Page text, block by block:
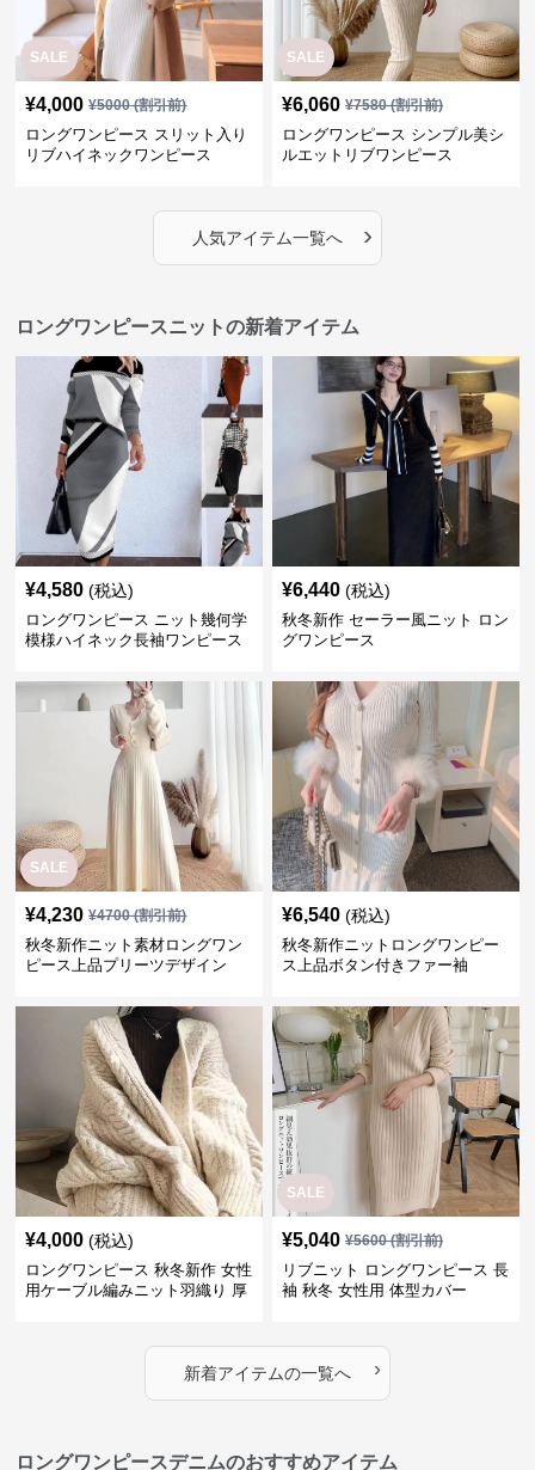
SALE
¥4,000 ¥5000(割引前)
ロングワンピース スリット入り
リブハイネックワンピース
SALE
¥6,060 ¥7580(割引前)
ロングワンピース シンプル美シ
ルエットリブワンピース
人気アイテム一覧へ ›
ロングワンピースニットの新着アイテム
¥4,580 (税込)
ロングワンピース ニット幾何学
模様ハイネック長袖ワンピース
¥6,440 (税込)
秋冬新作 セーラー風ニット ロン
グワンピース
SALE
¥4,230 ¥4700(割引前)
秋冬新作ニット素材ロングワン
ピース上品プリーツデザイン
¥6,540 (税込)
秋冬新作ニットロングワンピー
ス上品ボタン付きファー袖
¥4,000 (税込)
ロングワンピース 秋冬新作 女性
用ケーブル編みニット羽織り 厚
SALE
¥5,040 ¥5600(割引前)
リブニット ロングワンピース 長
袖 秋冬 女性用 体型カバー
新着アイテムの一覧へ ›
ロングワンピースデニムのおすすめアイテム